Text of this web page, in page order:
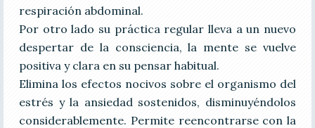
respiración abdominal.
Por otro lado su práctica regular lleva a un nuevo
despertar de la consciencia, la mente se vuelve
positiva y clara en su pensar habitual.
Elimina los efectos nocivos sobre el organismo del
estrés y la ansiedad sostenidos, disminuyéndolos
considerablemente. Permite reencontrarse con la